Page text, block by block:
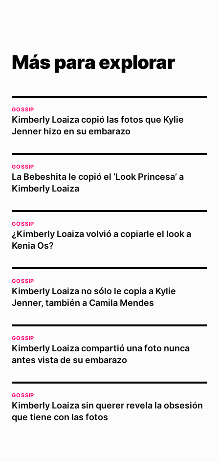
Más para explorar
GOSSIP
Kimberly Loaiza copió las fotos que Kylie
Jenner hizo en su embarazo
GOSSIP
La Bebeshita le copió el ‘Look Princesa’ a
Kimberly Loaiza
GOSSIP
¿Kimberly Loaiza volvió a copiarle el look a
Kenia Os?
GOSSIP
Kimberly Loaiza no sólo le copia a Kylie
Jenner, también a Camila Mendes
GOSSIP
Kimberly Loaiza compartió una foto nunca
antes vista de su embarazo
GOSSIP
Kimberly Loaiza sin querer revela la obsesión
que tiene con las fotos